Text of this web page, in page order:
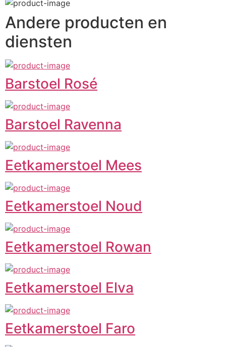
Andere producten en
diensten
Barstoel Rosé
Barstoel Ravenna
Eetkamerstoel Mees
Eetkamerstoel Noud
Eetkamerstoel Rowan
Eetkamerstoel Elva
Eetkamerstoel Faro